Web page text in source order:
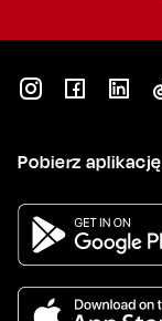
Pobierz aplikację